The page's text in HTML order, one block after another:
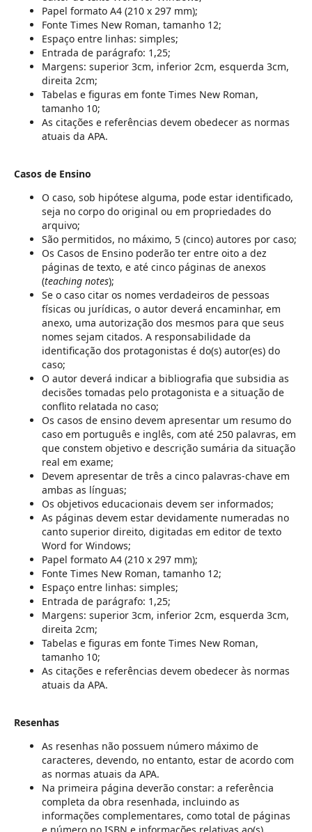
Papel formato A4 (210 x 297 mm);
Fonte Times New Roman, tamanho 12;
Espaço entre linhas: simples;
Entrada de parágrafo: 1,25;
Margens: superior 3cm, inferior 2cm, esquerda 3cm,
direita 2cm;
Tabelas e figuras em fonte Times New Roman,
tamanho 10;
As citações e referências devem obedecer as normas
atuais da APA.
Casos de Ensino
O caso, sob hipótese alguma, pode estar identificado,
seja no corpo do original ou em propriedades do
arquivo;
São permitidos, no máximo, 5 (cinco) autores por caso;
Os Casos de Ensino poderão ter entre oito a dez
páginas de texto, e até cinco páginas de anexos
(teaching notes);
Se o caso citar os nomes verdadeiros de pessoas
físicas ou jurídicas, o autor deverá encaminhar, em
anexo, uma autorização dos mesmos para que seus
nomes sejam citados. A responsabilidade da
identificação dos protagonistas é do(s) autor(es) do
caso;
O autor deverá indicar a bibliografia que subsidia as
decisões tomadas pelo protagonista e a situação de
conflito relatada no caso;
Os casos de ensino devem apresentar um resumo do
caso em português e inglês, com até 250 palavras, em
que constem objetivo e descrição sumária da situação
real em exame;
Devem apresentar de três a cinco palavras-chave em
ambas as línguas;
Os objetivos educacionais devem ser informados;
As páginas devem estar devidamente numeradas no
canto superior direito, digitadas em editor de texto
Word for Windows;
Papel formato A4 (210 x 297 mm);
Fonte Times New Roman, tamanho 12;
Espaço entre linhas: simples;
Entrada de parágrafo: 1,25;
Margens: superior 3cm, inferior 2cm, esquerda 3cm,
direita 2cm;
Tabelas e figuras em fonte Times New Roman,
tamanho 10;
As citações e referências devem obedecer às normas
atuais da APA.
Resenhas
As resenhas não possuem número máximo de
caracteres, devendo, no entanto, estar de acordo com
as normas atuais da APA.
Na primeira página deverão constar: a referência
completa da obra resenhada, incluindo as
informações complementares, como total de páginas